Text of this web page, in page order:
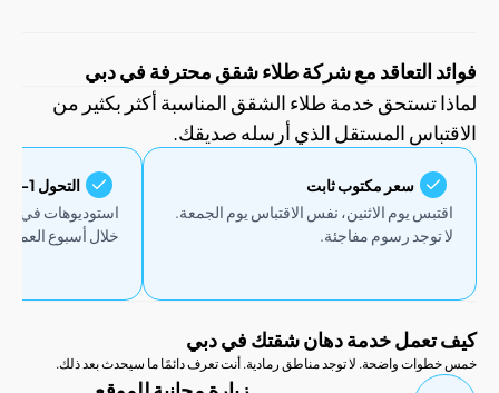
التعاقد مع شركة طلاء شقق محترفة في دبي
تستحق خدمة طلاء الشقق المناسبة أكثر بكثير من
المستقل الذي أرسله صديقك.
سعر مكتوب ثابت
يوم الاثنين، نفس الاقتباس يوم الجمعة.
رسوم مفاجئة.
التحول 1-3 أيام
استوديوهات في يوم واحد.
خلال أسبوع العمل.
خدمة دهان شقتك في دبي
واضحة. لا توجد مناطق رمادية. أنت تعرف دائمًا ما سيحدث بعد ذلك.